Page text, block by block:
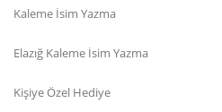
Kaleme İsim Yazma
Elazığ Kaleme İsim Yazma
Kişiye Özel Hediye